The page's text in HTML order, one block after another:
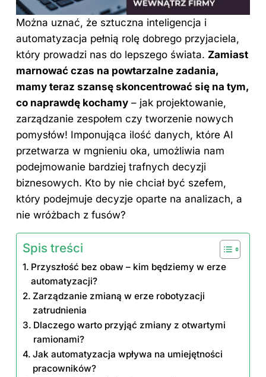
Można uznać, że sztuczna inteligencja i
automatyzacja pełnią rolę dobrego przyjaciela,
który prowadzi nas do lepszego świata. Zamiast
marnować czas na powtarzalne zadania,
mamy teraz szansę skoncentrować się na tym,
co naprawdę kochamy – jak projektowanie,
zarządzanie zespołem czy tworzenie nowych
pomysłów! Imponująca ilość danych, które AI
przetwarza w mgnieniu oka, umożliwia nam
podejmowanie bardziej trafnych decyzji
biznesowych. Kto by nie chciał być szefem,
który podejmuje decyzje oparte na analizach, a
nie wróżbach z fusów?
Spis treści
Przyszłość bez obaw – kim będziemy w erze
automatyzacji?
Zarządzanie zmianą w erze robotyzacji
zatrudnienia
Dlaczego warto przyjąć zmiany z otwartymi
ramionami?
Jak automatyzacja wpływa na umiejętności
pracowników?